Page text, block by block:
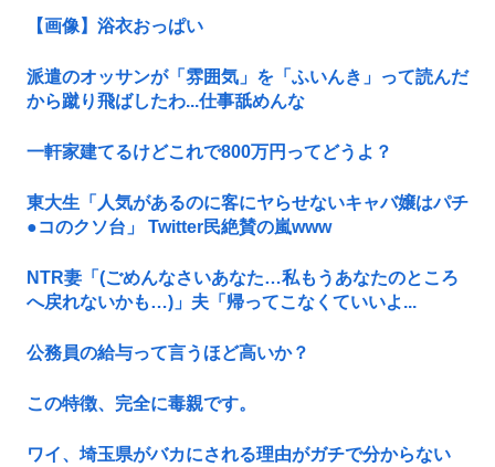
【画像】浴衣おっぱい
派遣のオッサンが「雰囲気」を「ふいんき」って読んだ
から蹴り飛ばしたわ...仕事舐めんな
一軒家建てるけどこれで800万円ってどうよ？
東大生「人気があるのに客にヤらせないキャバ嬢はパチ
●コのクソ台」 Twitter民絶賛の嵐www
NTR妻「(ごめんなさいあなた…私もうあなたのところ
へ戻れないかも…)」夫「帰ってこなくていいよ...
公務員の給与って言うほど高いか？
この特徴、完全に毒親です。
ワイ、埼玉県がバカにされる理由がガチで分からない